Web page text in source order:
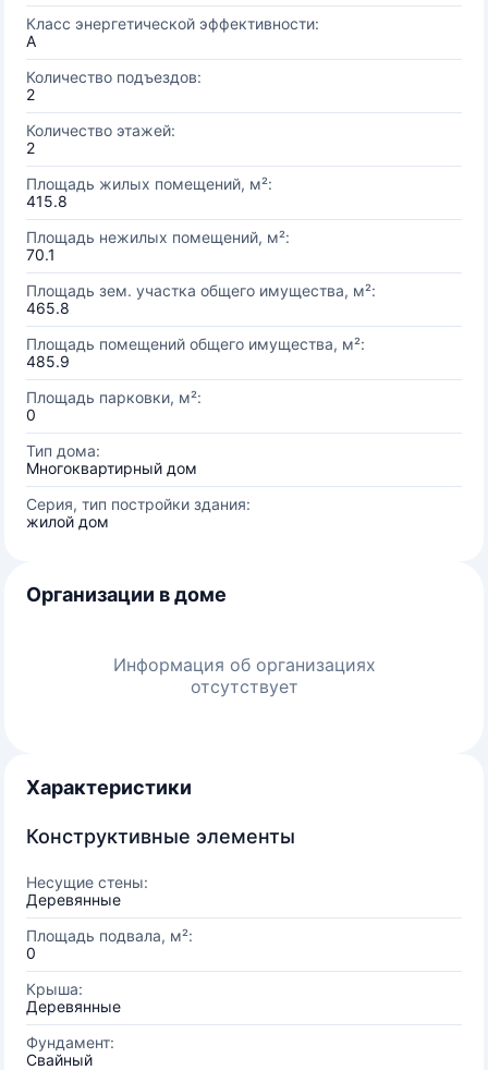
Класс энергетической эффективности:
A
Количество подъездов:
2
Количество этажей:
2
Площадь жилых помещений, м²:
415.8
Площадь нежилых помещений, м²:
70.1
Площадь зем. участка общего имущества, м²:
465.8
Площадь помещений общего имущества, м²:
485.9
Площадь парковки, м²:
0
Тип дома:
Многоквартирный дом
Серия, тип постройки здания:
жилой дом
Организации в доме
Информация об организациях
отсутствует
Характеристики
Конструктивные элементы
Несущие стены:
Деревянные
Площадь подвала, м²:
0
Крыша:
Деревянные
Фундамент:
Свайный